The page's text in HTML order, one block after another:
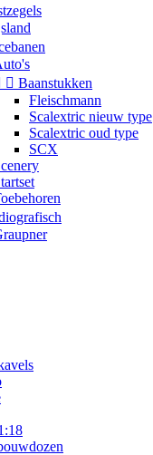
 Baanstukken
Fleischmann
Scalextric nieuw type
Scalextric oud type
SCX